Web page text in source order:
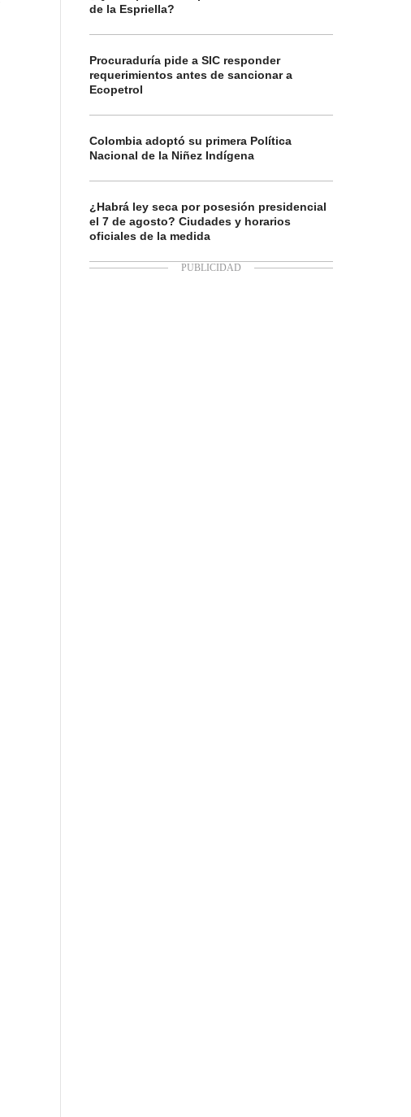
de la Espriella?
Procuraduría pide a SIC responder
requerimientos antes de sancionar a
Ecopetrol
Colombia adoptó su primera Política
Nacional de la Niñez Indígena
¿Habrá ley seca por posesión presidencial
el 7 de agosto? Ciudades y horarios
oficiales de la medida